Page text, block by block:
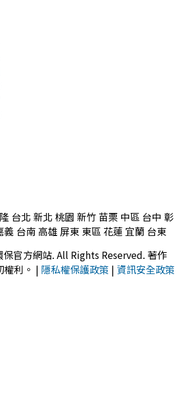
台北 新北 桃園 新竹 苗栗 中區 台中 彰
台南 高雄 屏東 東區 花蓮 宜蘭 台東
官方網站. All Rights Reserved. 著作
權利。 | 隱私權保護政策 | 資訊安全政策